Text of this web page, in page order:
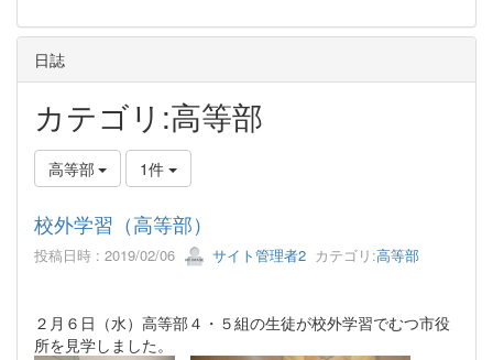
日誌
カテゴリ:高等部
高等部 1件
校外学習（高等部）
投稿日時 : 2019/02/06 サイト管理者2 カテゴリ:高等部
２月６日（水）高等部４・５組の生徒が校外学習でむつ市役
所を見学しました。